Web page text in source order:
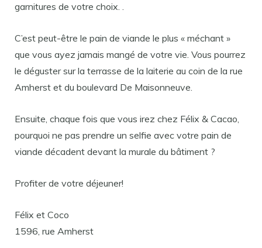
garnitures de votre choix. .
C’est peut-être le pain de viande le plus « méchant »
que vous ayez jamais mangé de votre vie. Vous pourrez
le déguster sur la terrasse de la laiterie au coin de la rue
Amherst et du boulevard De Maisonneuve.
Ensuite, chaque fois que vous irez chez Félix & Cacao,
pourquoi ne pas prendre un selfie avec votre pain de
viande décadent devant la murale du bâtiment ?
Profiter de votre déjeuner!
Félix et Coco
1596, rue Amherst